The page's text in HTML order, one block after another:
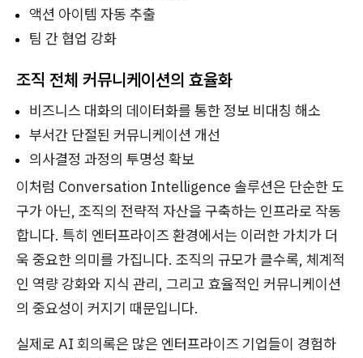
액션 아이템 자동 추출
팀 간 협업 강화
조직 전체 커뮤니케이션의 효율화
비즈니스 대화의 데이터화를 통한 정보 비대칭 해소
부서간 단절된 커뮤니케이션 개선
의사결정 과정의 투명성 확보
이처럼 Conversation Intelligence 솔루션은 단순한 도
구가 아닌, 조직의 전략적 자산을 구축하는 인프라로 작동
합니다. 특히 엔터프라이즈 환경에서는 이러한 가치가 더
욱 중요한 의미를 가집니다. 조직의 규모가 클수록, 체계적
인 역량 강화와 지식 관리, 그리고 효율적인 커뮤니케이션
의 중요성이 커지기 때문입니다.
실제로 AI 회의록은 많은 엔터프라이즈 기업들이 경험하